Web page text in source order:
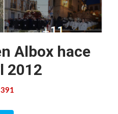
Albox hace
2012
391